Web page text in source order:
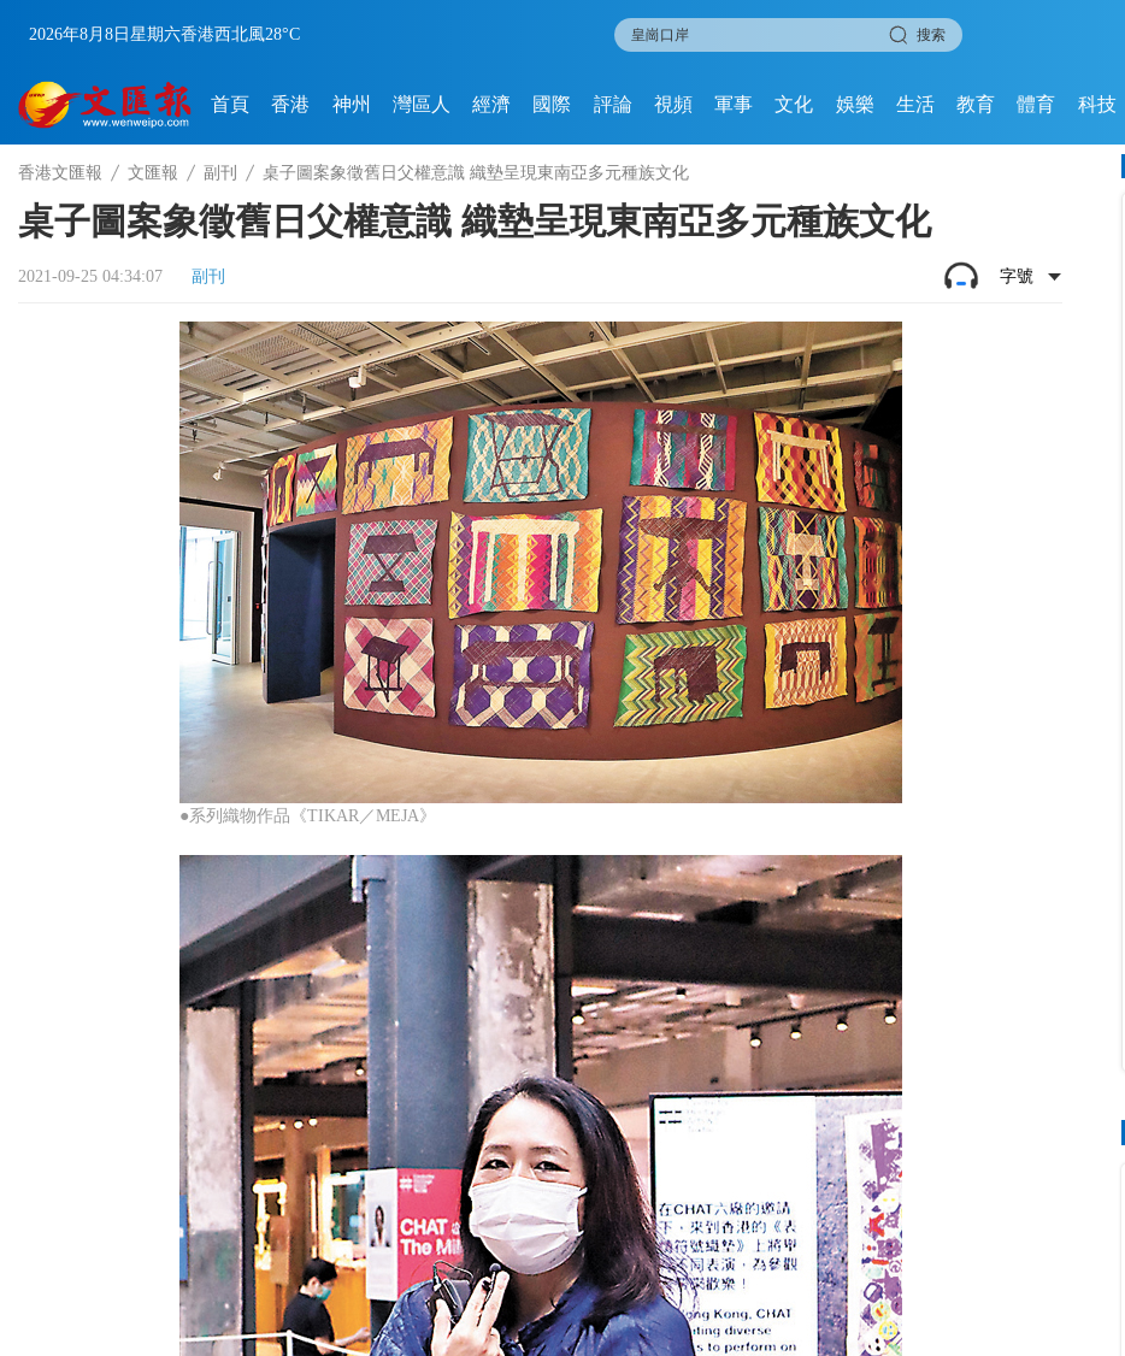
2026年8月8日 星期六香港西北風28°C 搜索
首頁 香港 神州 灣區人 經濟 國際 評論 視頻 軍事 文化 娛樂 生活 教育 體育 科技
香港文匯報 文匯報 副刊 桌子圖案象徵舊日父權意識 織墊呈現東南亞多元種族文化
桌子圖案象徵舊日父權意識 織墊呈現東南亞多元種族文化
2021-09-25 04:34:07 副刊 字號
●系列織物作品《TIKAR／MEJA》